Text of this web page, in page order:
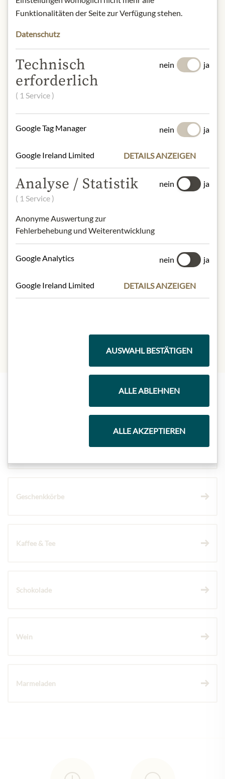
aufbewahren.
Kontakt: Lustenauer Senf Bösch
AT/
* Wir bitten um Verständnis, dass das
Produktdesign von der Abbildung
abweichen kann.
weißer und brauner Zucker, brauner
Zucker, Branntweinessig,
Rotweinessig, Apfelessig, Salz,
Gewürze
100 g enthalten im Durchschnitt:
Kalorien (Energie):500 kcal / 2093 kJ
Fett:28,5 g
Kohlenhydrate:
Highlights aus unserem Sortiment
Geschenkkörbe
Kaffee & Tee
Schokolade
Wein
Marmeladen
Funktionalitäten der Seite zur Verfügung stehen.
Datenschutz
Technisch
erforderlich
( 1 Service )
nein ja
Google Tag Manager nein ja
Google Ireland Limited DETAILS ANZEIGEN
Analyse / Statistik
( 1 Service )
Anonyme Auswertung zur
Fehlerbehebung und Weiterentwicklung
nein ja
Google Analytics nein ja
Google Ireland Limited DETAILS ANZEIGEN
AUSWAHL BESTÄTIGEN
ALLE ABLEHNEN
ALLE AKZEPTIEREN